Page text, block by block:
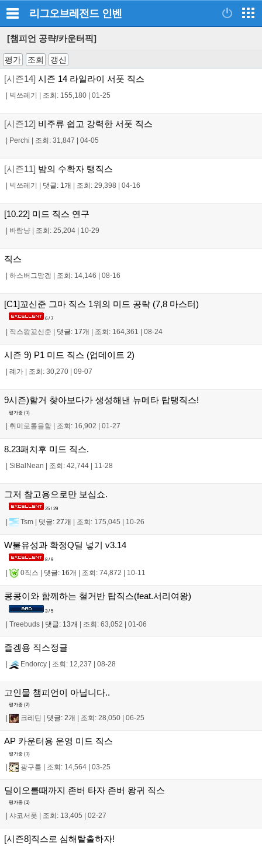
리그오브레전드 인벤
[챔피언 공략/카운터픽]
평가 조회 갱신
[시즌14] 시즌 14 라일라이 서폿 직스
빅쓰레기 조회: 155,180 01-25
[시즌12] 비주류 쉽고 강력한 서폿 직스
Perchi 조회: 31,847 04-05
[시즌11] 밤의 수확자 탱직스
빅쓰레기 댓글: 1개 조회: 29,398 04-16
[10.22] 미드 직스 연구
바람냥 조회: 25,204 10-29
직스
하스버그망겜 조회: 14,146 08-16
[C1]꼬신준 그마 직스 1위의 미드 공략 (7,8 마스터)
6 / 7
직스왕꼬신준 댓글: 17개 조회: 164,361 08-24
시즌 9) P1 미드 직스 (업데이트 2)
례가 조회: 30,270 09-07
9시즌)할거 찾아보다가 생성해낸 뉴메타 탑탱직스!
평가중 (1)
| 취미로롤을함 | 조회: 16,902 | 01-27
8.23패치후 미드 직스.
| SiBalNean | 조회: 42,744 | 11-28
그저 참고용으로만 보십쇼.
25 / 29
Tsm 댓글: 27개 조회: 175,045 10-26
W불유성과 확정Q딜 넣기 v3.14
8 / 9
0직스 댓글: 16개 조회: 74,872 10-11
콩콩이와 함께하는 철거반 탑직스(feat.서리여왕)
3 / 5
| Treebuds | 댓글: 13개 | 조회: 63,052 | 01-06
즐겜용 직스정글
| Endorcy | 조회: 12,237 | 08-28
고인물 챔피언이 아닙니다..
평가중 (2)
크레틴 댓글: 2개 조회: 28,050 06-25
AP 카운터용 운영 미드 직스
평가중 (1)
| 광구름 | 조회: 14,564 | 03-25
딜이오를때까지 존버 타자 존버 왕귀 직스
평가중 (1)
| 샤코서폿 | 조회: 13,405 | 02-27
[시즌8]직스로 심해탈출하자!